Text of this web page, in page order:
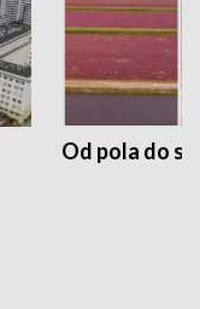
Od pola do